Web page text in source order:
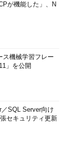
が機能した」、N
ス機械学習フレー
」を公開
SQL Server向け
セキュリティ更新